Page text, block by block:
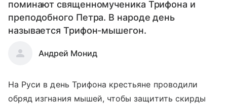
поминают священномученика Трифона и
преподобного Петра. В народе день
называется Трифон-мышегон.
Андрей Монид
На Руси в день Трифона крестьяне проводили
обряд изгнания мышей, чтобы защитить скирды